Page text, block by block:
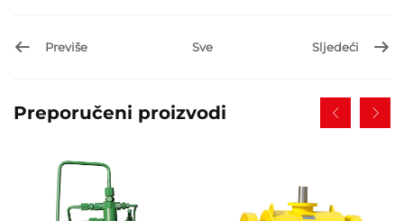
Previše Sve Sljedeći
Preporučeni proizvodi